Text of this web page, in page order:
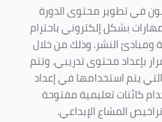
في تطوير محتوى الدورة
بشكل إلكتروني باحترام
ومبادئ النشر. وذلك من خلال
بإعداد محتوى تدريبي. وتتم
التي يتم استخدامها في إعداد
كائنات تعليمية مفتوحة
المشاع الإبداعي.